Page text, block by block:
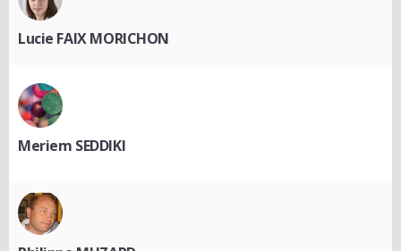
Lucie FAIX MORICHON
Meriem SEDDIKI